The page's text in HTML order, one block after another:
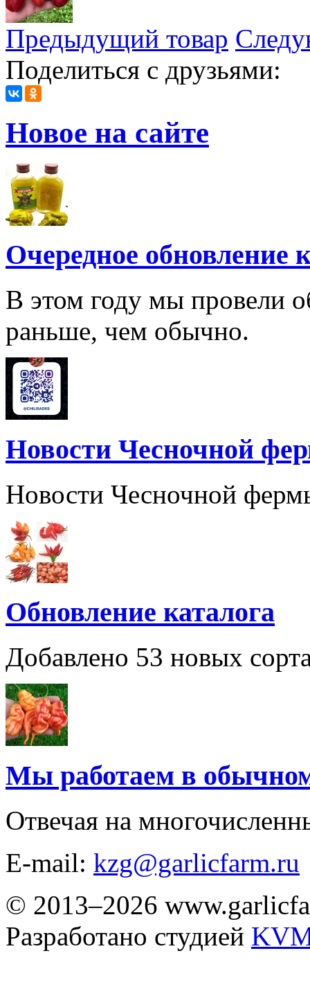
Предыдущий товар
Поделиться с друзьями:
Новое на сайте
Очередное обновление
В этом году мы провели
раньше, чем обычно.
Новости Чесночной
Новости Чесночной
Обновление каталога
Добавлено 53 новых
Мы работаем в
Отвечая на
E-mail: kzg@garlicfarm.ru
© 2013–2026
Разработано студией